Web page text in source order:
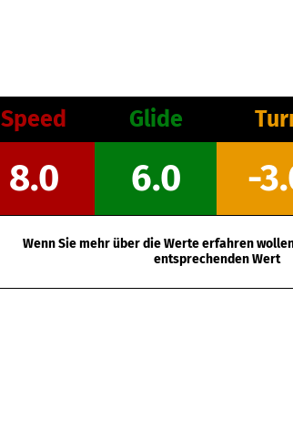
Speed Glide
8.0 6.0 -
Wenn Sie mehr über die Werte erfahren
entsprechenden Wert